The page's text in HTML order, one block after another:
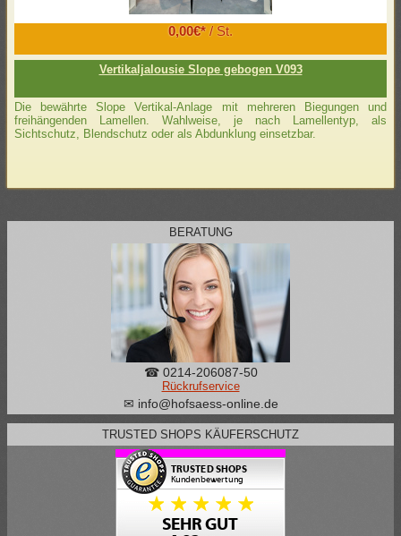
0,00€*/ St.
Vertikaljalousie Slope gebogen V093
Die bewährte Slope Vertikal-Anlage mit mehreren Biegungen und
freihängenden Lamellen. Wahlweise, je nach Lamellentyp, als
Sichtschutz, Blendschutz oder als Abdunklung einsetzbar.
BERATUNG
☎ 0214-206087-50
Rückrufservice
✉ info@hofsaess-online.de
TRUSTED SHOPS KÄUFERSCHUTZ